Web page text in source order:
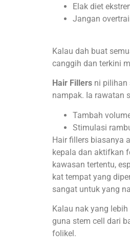
Elak diet
Jangan
Kalau dah buat
canggih dan terkini
Hair Fillers ni pilihan
nampak. Ia rawatan
Tambah
Stimulasi
Hair fillers biasanya
kepala dan aktifkan
kawasan tertentu,
kat tempat yang
sangat untuk yang
Kalau nak yang lebih
guna stem cell dari
folikel.